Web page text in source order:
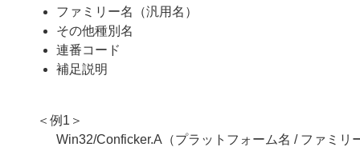
ファミリー名（汎用名）
その他種別名
連番コード
補足説明
＜例1＞
Win32/Conficker.A（プラットフォーム名 / ファミリ